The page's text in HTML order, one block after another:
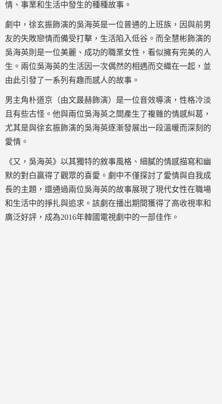
情、事業和生活中發生的種種故事。
劇中，徐玄振飾演的吳海英是一位普通的上班族，因與前男
友的失敗戀情而備受打擊，生活陷入低谷。而全慧彬飾演的
吳海英則是一位美麗、成功的職業女性，看似擁有完美的人
生。兩位吳海英的生活因一次偶然的相遇而交織在一起，並
由此引發了一系列有趣而感人的故事。
男主角朴道京（由文晸赫飾演）是一位音效導演，性格冷淡
且有些古怪。他與兩位吳海英之間產生了複雜的情感糾葛，
尤其是與徐玄振飾演的吳海英逐漸發展出一段溫暖而深刻的
愛情。
《又，吳海英》以其獨特的敘事風格、細膩的情感描寫和幽
默的對白贏得了觀眾的喜愛。劇中不僅探討了愛情與自我成
長的主題，還通過兩位吳海英的故事展現了現代女性在職場
和生活中的掙扎與追求。該劇在播出期間獲得了高收視率和
廣泛好評，成為2016年韓國電視劇中的一部佳作。